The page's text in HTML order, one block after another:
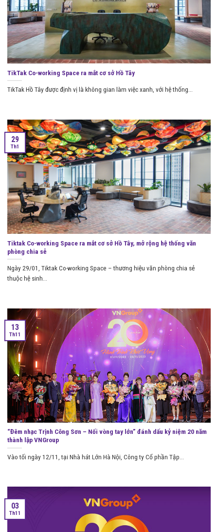
TikTak Co-working Space ra mắt cơ sở Hồ Tây
TikTak Hồ Tây được định vị là không gian làm việc xanh, với hệ thống...
Tiktak Co-working Space ra mắt cơ sở Hồ Tây, mở rộng hệ thống văn
phòng chia sẻ
Ngày 29/01, Tiktak Co-working Space – thương hiệu văn phòng chia sẻ
thuộc hệ sinh...
29
Th1
“Đêm nhạc Trịnh Công Sơn – Nối vòng tay lớn” đánh dấu kỷ niệm 20 năm
thành lập VNGroup
Vào tối ngày 12/11, tại Nhà hát Lớn Hà Nội, Công ty Cổ phần Tập...
13
Th11
03
Th11